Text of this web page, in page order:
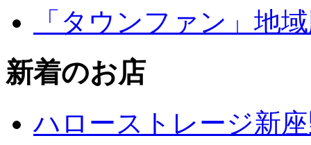
「タウンファン」地
新着のお店
ハローストレージ新